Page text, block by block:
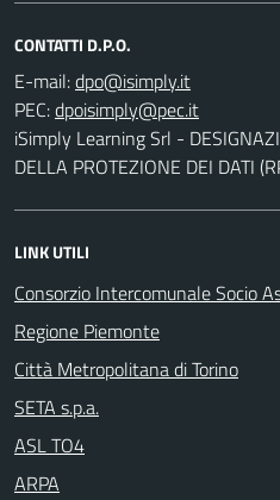
CONTATTI D.P.O.
E-mail:
PEC:
iSimply Learning Srl -
DELLA PROTEZIONE DEI DATI
LINK UTILI
Consorzio Intercomunale Socio
Regione Piemonte
Città Metropolitana di Torino
SETA s.p.a.
ASL TO4
ARPA